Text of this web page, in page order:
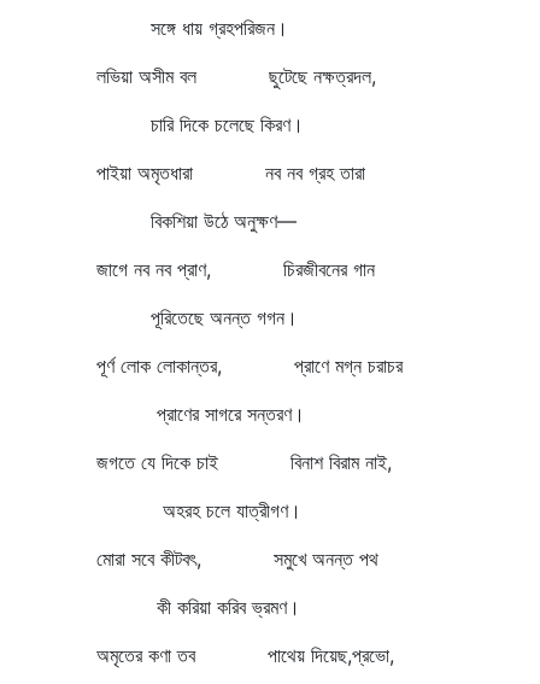
সঙ্গে ধায় গ্রহপরিজন।
লভিয়া অসীম বল ছুটেছে নক্ষত্রদল,
চারি দিকে চলেছে কিরণ।
পাইয়া অমৃতধারা নব নব গ্রহ তারা
বিকশিয়া উঠে অনুক্ষণ—
জাগে নব নব প্রাণ, চিরজীবনের গান
পূরিতেছে অনন্ত গগন।
পূর্ণ লোক লোকান্তর, প্রাণে মগ্ন চরাচর
প্রাণের সাগরে সন্তরণ।
জগতে যে দিকে চাই বিনাশ বিরাম নাই,
অহরহ চলে যাত্রীগণ।
মোরা সবে কীটবৎ, সমুখে অনন্ত পথ
কী করিয়া করিব ভ্রমণ।
অমৃতের কণা তব পাথেয় দিয়েছ,প্রভো,